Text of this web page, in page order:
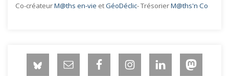
Co-créateurM@ths en-vie etGéoDéclic- TrésorierM@ths'n Co